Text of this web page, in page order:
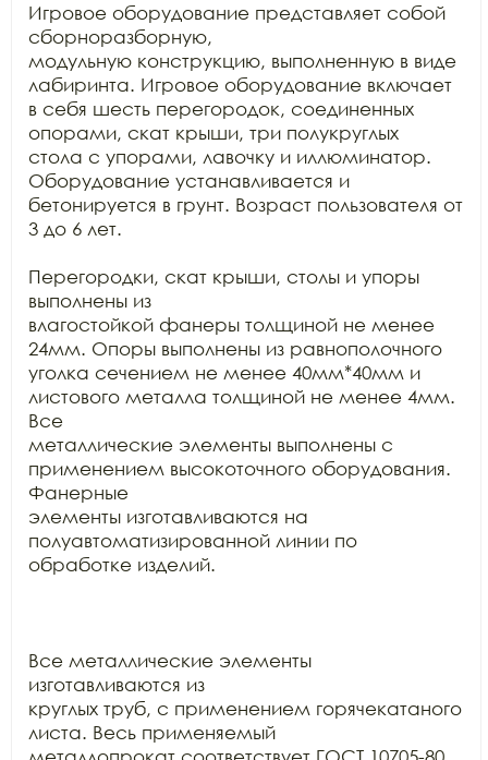
Игровое оборудование представляет собой
сборноразборную,
модульную конструкцию, выполненную в виде
лабиринта. Игровое оборудование включает
в себя шесть перегородок, соединенных
опорами, скат крыши, три полукруглых
стола с упорами, лавочку и иллюминатор.
Оборудование устанавливается и
бетонируется в грунт. Возраст пользователя от
3 до 6 лет.
Перегородки, скат крыши, столы и упоры
выполнены из
влагостойкой фанеры толщиной не менее
24мм. Опоры выполнены из равнополочного
уголка сечением не менее 40мм*40мм и
листового металла толщиной не менее 4мм.
Все
металлические элементы выполнены с
применением высокоточного оборудования.
Фанерные
элементы изготавливаются на
полуавтоматизированной линии по
обработке изделий.
Все металлические элементы
изготавливаются из
круглых труб, с применением горячекатаного
листа. Весь применяемый